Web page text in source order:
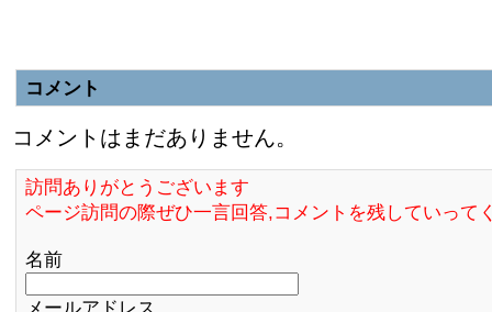
コメント
コメントはまだありません。
訪問ありがとうございます
ページ訪問の際ぜひ一言回答,コメントを残していって
名前